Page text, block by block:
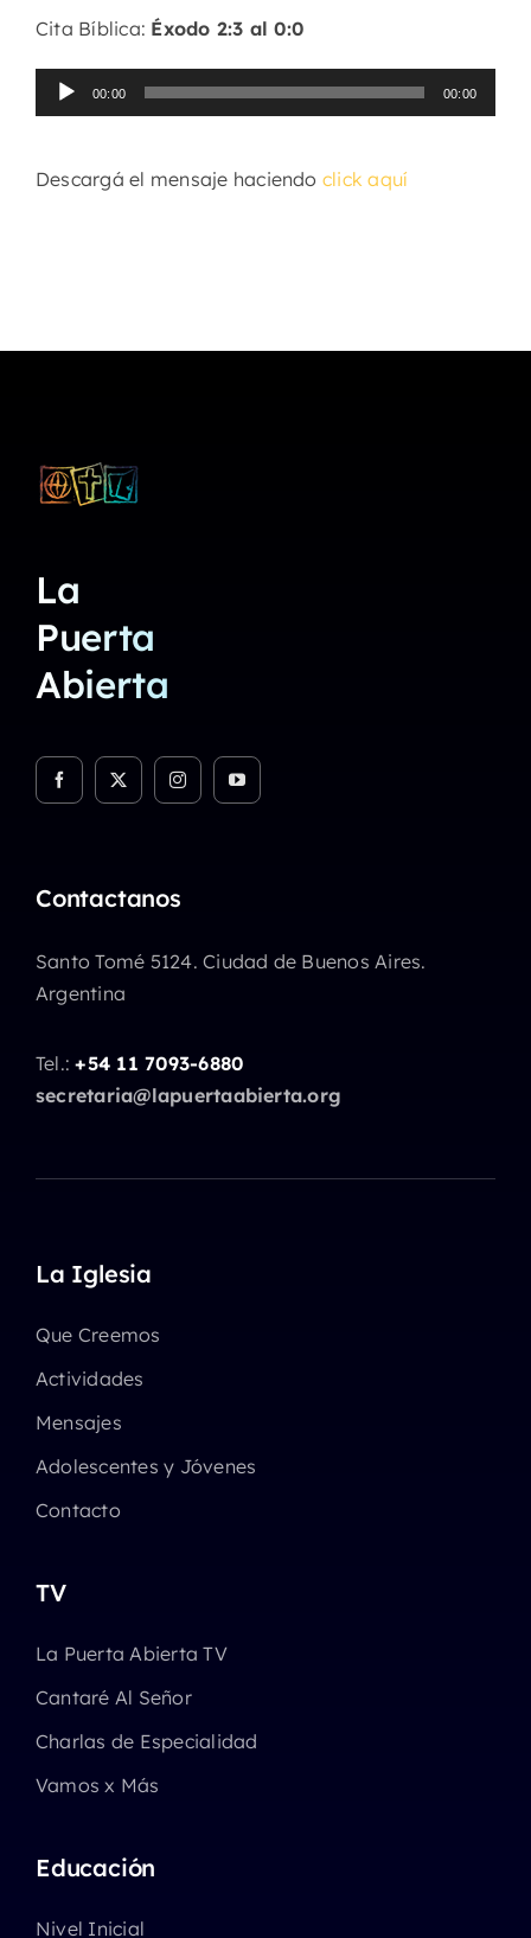
Cita Bíblica: Éxodo 2:3 al 0:0
Reproductor
de
00:00 00:00
Descargá el mensaje haciendo click aquí
La
Puerta
Abierta
Contactanos
Santo Tomé 5124. Ciudad de Buenos Aires.
Argentina
Tel.:+54 11 7093-6880
secretaria@lapuertaabierta.org
La Iglesia
Que Creemos
Actividades
Mensajes
Adolescentes y Jóvenes
Contacto
TV
La Puerta Abierta TV
Cantaré Al Señor
Charlas de Especialidad
Vamos x Más
Educación
Nivel Inicial